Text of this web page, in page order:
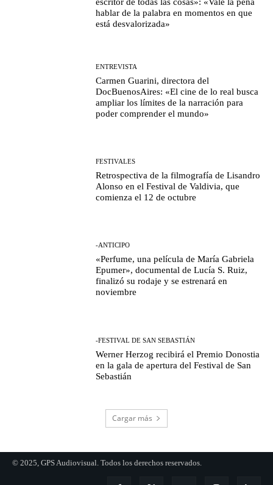
escritor de todas las cosas»: «Vale la pena
hablar de la palabra en momentos en que
está desvalorizada»
ENTREVISTA
Carmen Guarini, directora del
DocBuenosAires: «El cine de lo real busca
ampliar los límites de la narración para
poder comprender el mundo»
FESTIVALES
Retrospectiva de la filmografía de Lisandro
Alonso en el Festival de Valdivia, que
comienza el 12 de octubre
-ANTICIPO
«Perfume, una película de María Gabriela
Epumer», documental de Lucía S. Ruiz,
finalizó su rodaje y se estrenará en
noviembre
-FESTIVAL DE SAN SEBASTIÁN
Werner Herzog recibirá el Premio Donostia
en la gala de apertura del Festival de San
Sebastián
Cargar más
© 2025, GPS Audiovisual. Todos los derechos reservados.